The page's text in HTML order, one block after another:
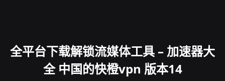
全平台下载解锁流媒体工具 – 加速器大
全 中国的快橙vpn 版本14